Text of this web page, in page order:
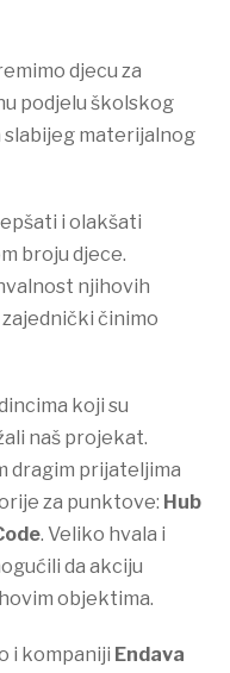
djecu za
podjelu školskog
slabijeg materijalnog
i olakšati
broju djece.
njihovih
činimo
koji su
naš projekat.
dragim prijateljima
za punktove: Hub
. Veliko hvala i
da akciju
objektima.
i kompaniji Endava